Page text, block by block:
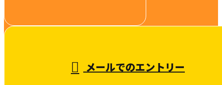
メールでのエントリー